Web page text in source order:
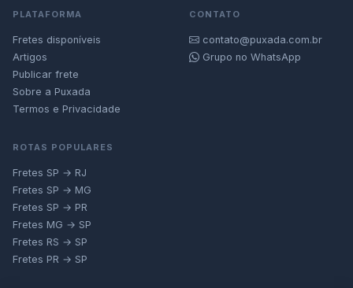
PLATAFORMA
Fretes disponíveis
Artigos
Publicar frete
Sobre a Puxada
Termos e Privacidade
CONTATO
contato@puxada.com.br
Grupo no WhatsApp
ROTAS POPULARES
Fretes SP → RJ
Fretes SP → MG
Fretes SP → PR
Fretes MG → SP
Fretes RS → SP
Fretes PR → SP